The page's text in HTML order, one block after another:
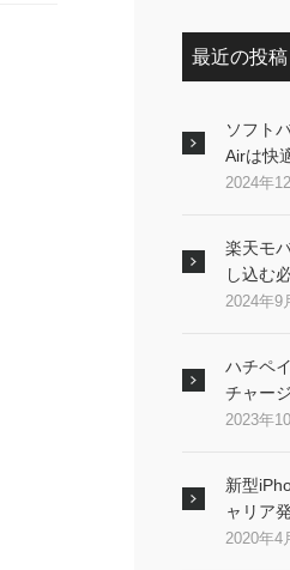
最近の投稿
ソフト
Airは快
2024年
楽天モ
し込む
2024年9
ハチペ
チャー
2023年
新型
ャリア
2020年4